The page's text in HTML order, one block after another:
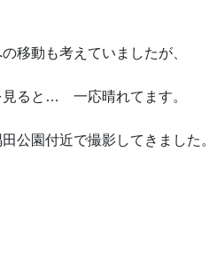
移動も考えていましたが、
見ると… 一応晴れてます。
公園付近で撮影してきました。